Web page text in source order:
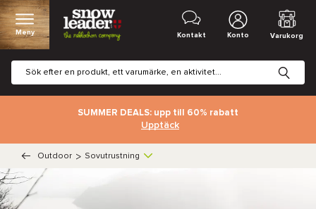
Meny Kontakt Konto Varukorg
SUMMER DEALS: upp till 60% rabatt
Upptäck
Outdoor > Sovutrustning